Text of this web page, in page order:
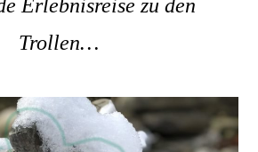
Erlebnisreise zu den
Trollen…